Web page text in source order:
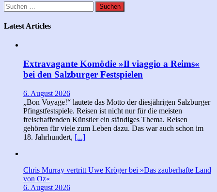
Suchen
nach:
Latest Articles
Extravagante Komödie »Il viaggio a Reims«
bei den Salzburger Festspielen
6. August 2026
„Bon Voyage!“ lautete das Motto der diesjährigen Salzburger
Pfingstfestspiele. Reisen ist nicht nur für die meisten
freischaffenden Künstler ein ständiges Thema. Reisen
gehören für viele zum Leben dazu. Das war auch schon im
18. Jahrhundert, [...]
Chris Murray vertritt Uwe Kröger bei »Das zauberhafte Land
von Oz«
6. August 2026